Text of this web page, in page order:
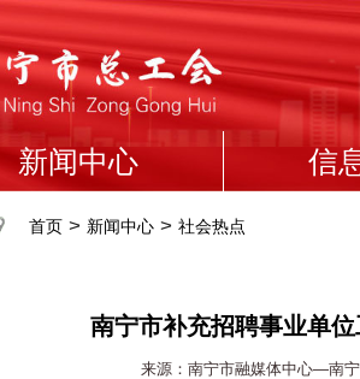
新闻中心 信
首页 > 新闻中心 > 社会热点
南宁市补充招聘事业单
来源：南宁市融媒体中心—